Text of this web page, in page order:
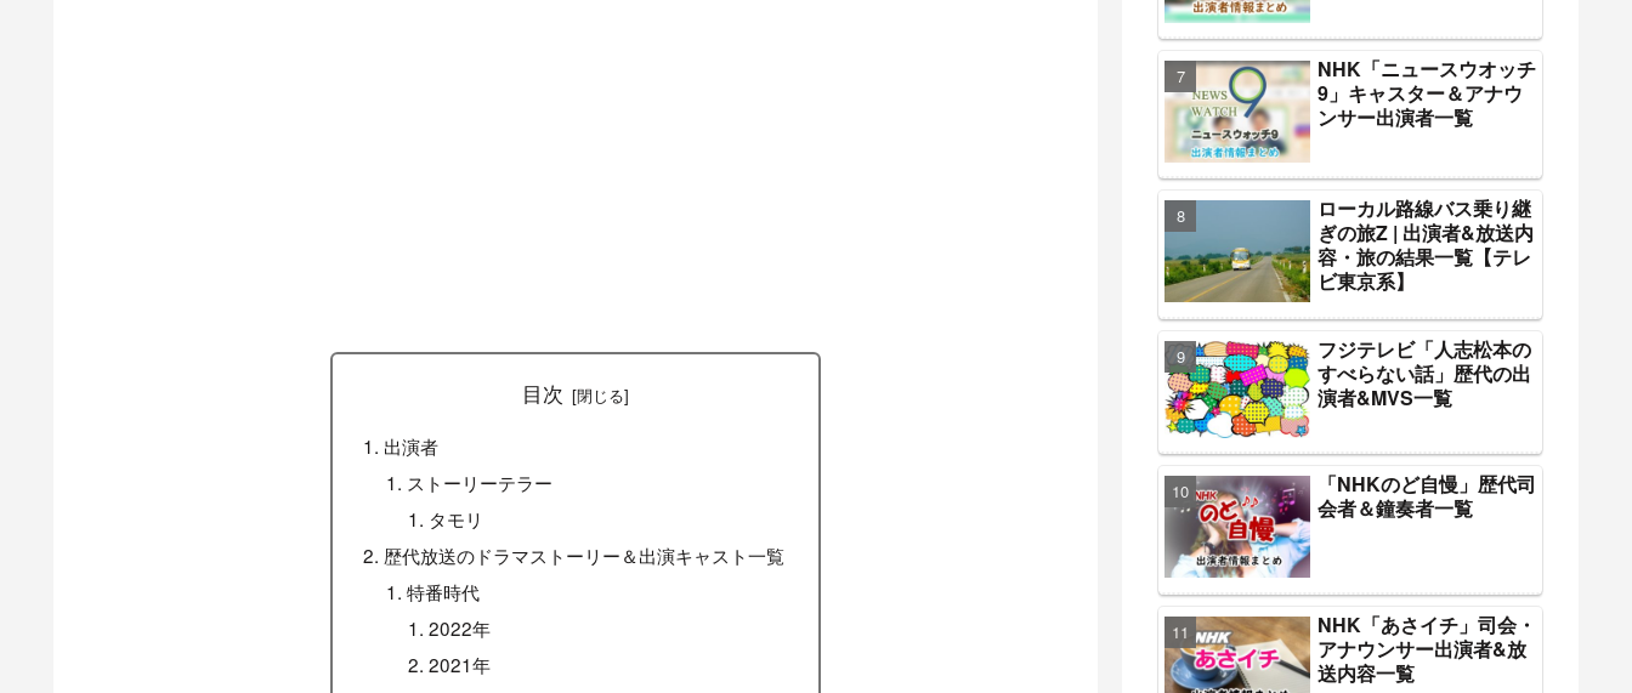
目次
出演者
ストーリーテラー
タモリ
歴代放送のドラマストーリー＆出演キャスト一覧
特番時代
2022年
2021年
NHK「ニュースウオッチ
9」キャスター＆アナウ
ンサー出演者一覧
ローカル路線バス乗り継
ぎの旅Z | 出演者&放送内
容・旅の結果一覧【テレ
ビ東京系】
フジテレビ「人志松本の
すべらない話」歴代の出
演者&MVS一覧
「NHKのど自慢」歴代司
会者＆鐘奏者一覧
NHK「あさイチ」司会・
アナウンサー出演者&放
送内容一覧